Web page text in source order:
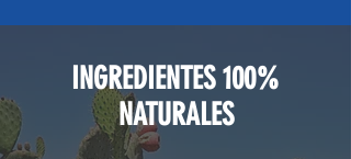
INGREDIENTES 100%
NATURALES